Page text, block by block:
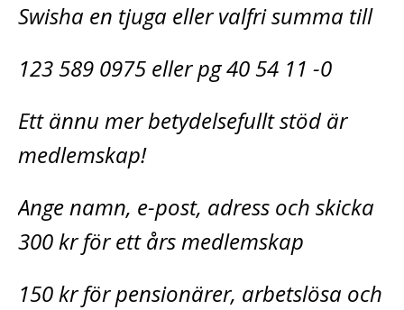
Swisha en tjuga eller valfri summa till
123 589 0975 eller pg 40 54 11 -0
Ett ännu mer betydelsefullt stöd är
medlemskap!
Ange namn, e-post, adress och skicka
300 kr för ett års medlemskap
150 kr för pensionärer, arbetslösa och